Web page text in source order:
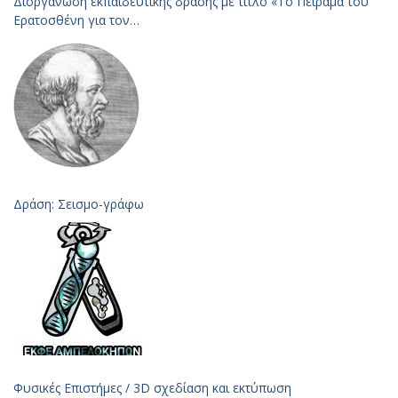
Ερατοσθένη για τον
Δράση: Σεισμο-γράφω
Φυσικές Επιστήμες / 3D σχεδίαση και εκτύπωση